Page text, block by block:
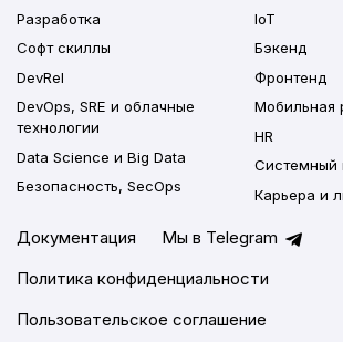
Разработка
Софт скиллы
DevRel
DevOps, SRE и облачные
технологии
Data Science и Big Data
Безопасность, SecOps
IoT
Бэкенд
Фронтенд
Мобильная
HR
Системный
Карьера и
Документация
Мы в Telegram
Политика конфиденциальности
Пользовательское соглашение